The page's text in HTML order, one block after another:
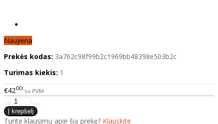
Naujiena
Prekės kodas: 3a762c98f99b2c1969bb48398e503b2c
Turimas kiekis: 1
€4200 su PVM
Turite klausimų apie šią prekę? Klauskite